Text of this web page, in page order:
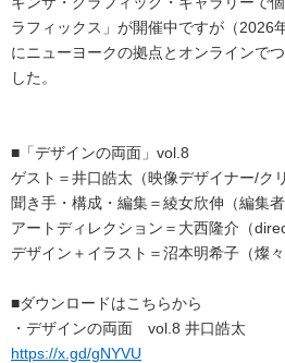
ラフィックス」が開催中ですが（2026
にニューヨークの拠点とオンラインで
した。
■「デザインの両面」vol.8
ゲスト＝井口皓太（映像デザイナー/ク
聞き手・構成・編集＝綾女欣伸（編集者
アートディレクション＝大西隆介（
デザイン＋イラスト＝沼本明希子（燦々
■ダウンロードはこちらから
・デザインの両面 vol.8 井口皓太
https://x.gd/gNYVU